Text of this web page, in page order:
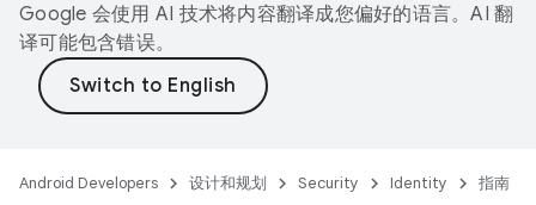
Google 会使用 AI 技术将内容翻译成您偏好的语言。AI 翻
译可能包含错误。
Android Developers 设计和规划 Security Identity 指南